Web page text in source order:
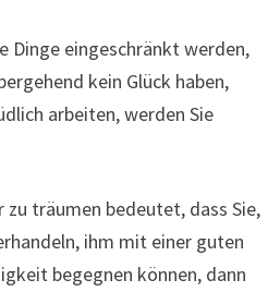
Dinge eingeschränkt werden,
kein Glück haben,
arbeiten, werden Sie
träumen bedeutet, dass Sie,
ihm mit einer guten
begegnen können, dann